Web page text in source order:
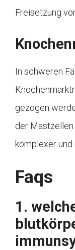
Freisetzung
In schweren
gezogen
der
komplexer und
Faqs
1.